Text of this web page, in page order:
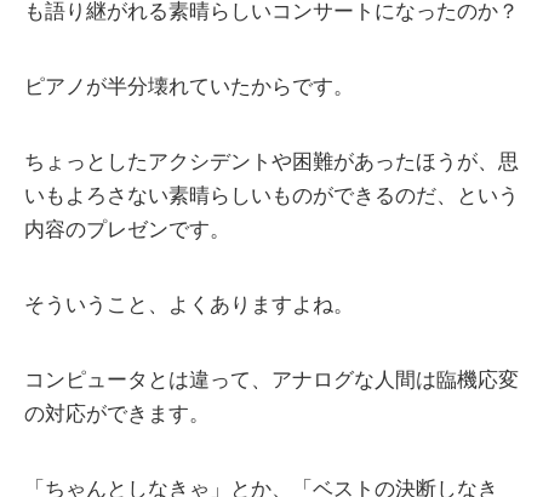
も語り継がれる素晴らしいコンサートになったのか？
ピアノが半分壊れていたからです。
ちょっとしたアクシデントや困難があったほうが、思
いもよろさない素晴らしいものができるのだ、という
内容のプレゼンです。
そういうこと、よくありますよね。
コンピュータとは違って、アナログな人間は臨機応変
の対応ができます。
「ちゃんとしなきゃ」とか、「ベストの決断しなき